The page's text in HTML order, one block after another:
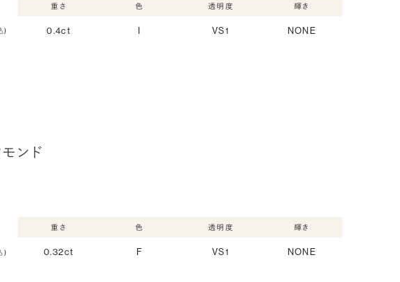
)
重さ
0.4ct
色
I
透明度
VS1
輝き
NONE
ンド
)
重さ
0.32ct
色
F
透明度
VS1
輝き
NONE